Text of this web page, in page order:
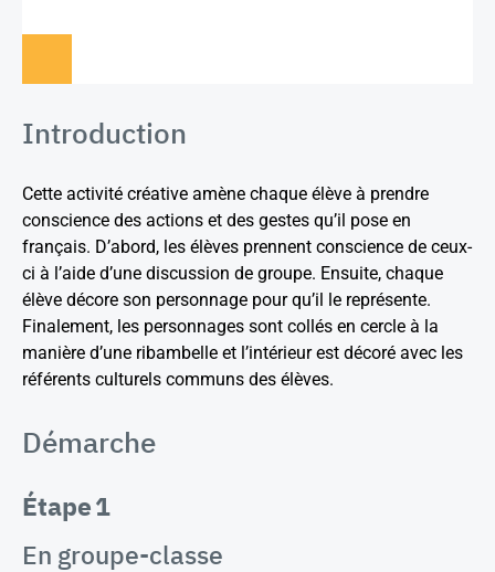
Introduction
Cette activité créative amène chaque élève à prendre
conscience des actions et des gestes qu’il pose en
français. D’abord, les élèves prennent conscience de ceux-
ci à l’aide d’une discussion de groupe. Ensuite, chaque
élève décore son personnage pour qu’il le représente.
Finalement, les personnages sont collés en cercle à la
manière d’une ribambelle et l’intérieur est décoré avec les
référents culturels communs des élèves.
Démarche
Étape 1
En groupe-classe